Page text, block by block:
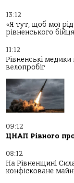
13:12
«Я тут, щоб мої
рівненського
11:12
Рівненські
велопробіг
09:12
ЦНАП Рівного
08:12
На Рівненщині
конфісковане